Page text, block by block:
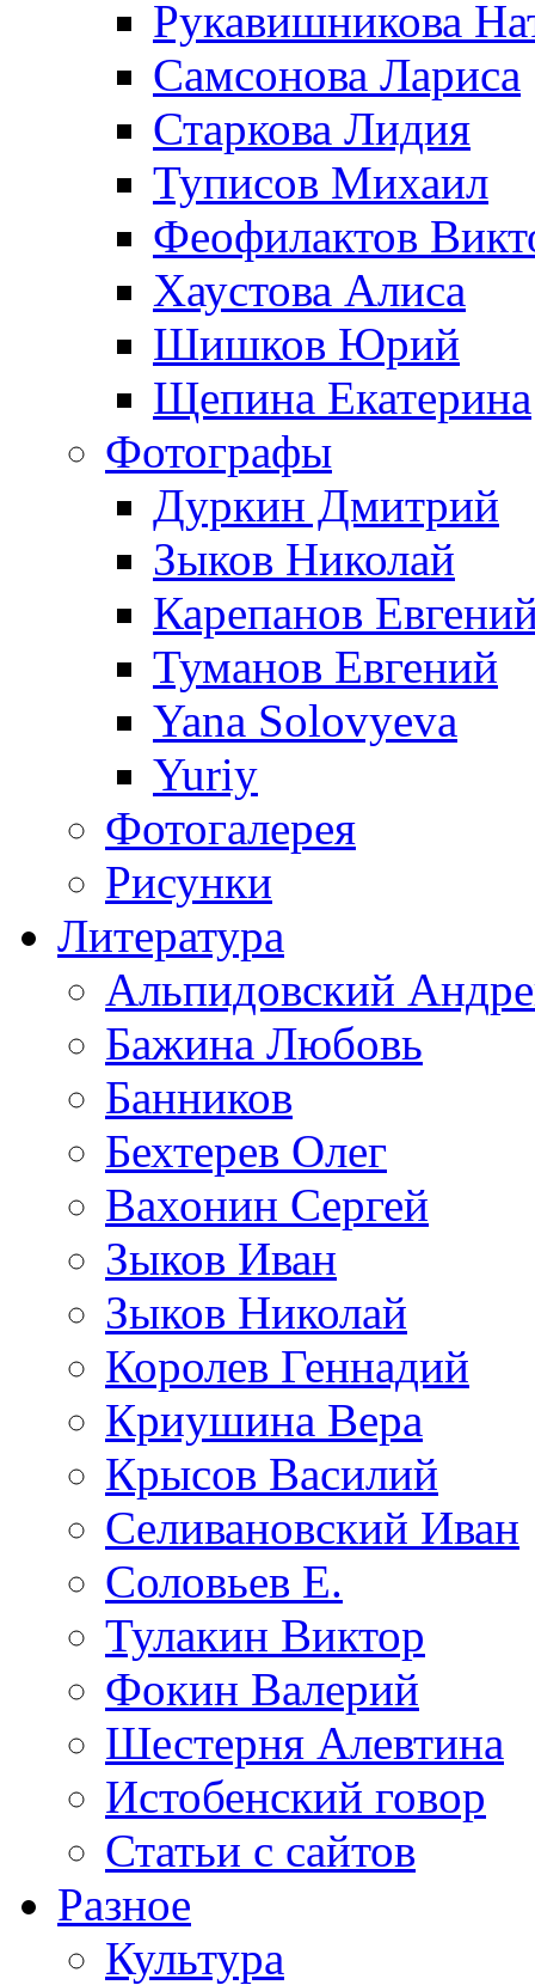
Рукавишникова
Самсонова Лариса
Старкова Лидия
Туписов Михаил
Феофилактов
Хаустова Алиса
Шишков Юрий
Щепина Екатерина
Фотографы
Дуркин Дмитрий
Зыков Николай
Карепанов
Туманов Евгений
Yana Solovyeva
Yuriy
Фотогалерея
Рисунки
Литература
Альпидовский
Бажина Любовь
Банников
Бехтерев Олег
Вахонин Сергей
Зыков Иван
Зыков Николай
Королев Геннадий
Криушина Вера
Крысов Василий
Селивановский Иван
Соловьев Е.
Тулакин Виктор
Фокин Валерий
Шестерня Алевтина
Истобенский говор
Статьи с сайтов
Разное
Культура